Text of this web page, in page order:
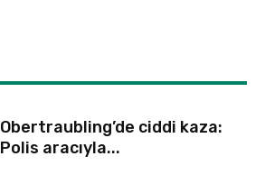
Obertraubling’de ciddi kaza:
Polis aracıyla...